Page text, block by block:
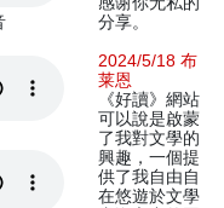
分享。
2024/5/18 布
莱恩
《好讀》網站
可以說是啟蒙
了我對文學的
興趣，一個提
供了我自由自
在悠遊於文學